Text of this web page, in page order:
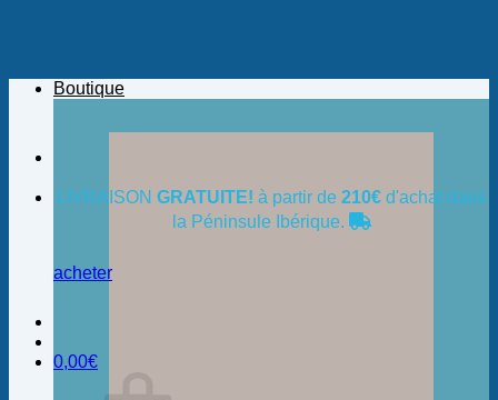
LIVRAISON GRATUITE! à partir de 210€ d'achat dans
la Péninsule Ibérique.
acheter
0,00€
Boutique